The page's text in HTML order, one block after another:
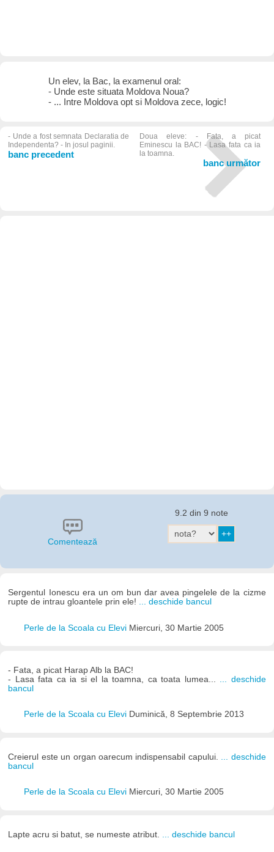
Un elev, la Bac, la examenul oral:
- Unde este situata Moldova Noua?
- ... Intre Moldova opt si Moldova zece, logic!
- Unde a fost semnata Declaratia de
Independenta? - In josul paginii.
banc precedent
Doua eleve: - Fata, a picat
Eminescu la BAC! - Lasa fata ca ia
la toamna.
banc următor
Comentează
9.2 din 9 note
Sergentul Ionescu era un om bun dar avea pingelele de la cizme
rupte de intrau gloantele prin ele! ... deschide bancul
Perle de la Scoala cu Elevi Miercuri, 30 Martie 2005
- Fata, a picat Harap Alb la BAC!
- Lasa fata ca ia si el la toamna, ca toata lumea... ... deschide
bancul
Perle de la Scoala cu Elevi Duminică, 8 Septembrie 2013
Creierul este un organ oarecum indispensabil capului.
... deschide
bancul
Perle de la Scoala cu Elevi Miercuri, 30 Martie 2005
Lapte acru si batut, se numeste atribut. ... deschide bancul